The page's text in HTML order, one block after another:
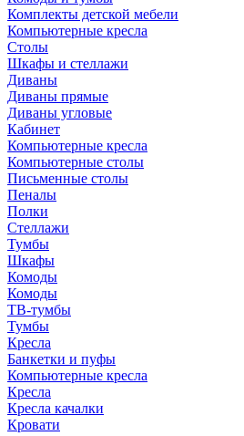
Комплекты детской мебели
Компьютерные кресла
Столы
Шкафы и стеллажи
Диваны
Диваны прямые
Диваны угловые
Кабинет
Компьютерные кресла
Компьютерные столы
Письменные столы
Пеналы
Полки
Стеллажи
Тумбы
Шкафы
Комоды
Комоды
ТВ-тумбы
Тумбы
Кресла
Банкетки и пуфы
Компьютерные кресла
Кресла
Кресла качалки
Кровати